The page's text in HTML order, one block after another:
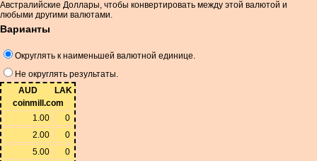
Австралийские Доллары, чтобы конвертировать между этой валютой и
любыми другими валютами.
Варианты
Округлять к наименьшей валютной единице.
Не округлять результаты.
AUD
LAK
coinmill.com
1.00
0
2.00
0
5.00
0